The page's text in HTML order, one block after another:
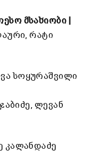
მსახიობი |
რატი
სოყურაშვილი
ლევან
კალანდაძე